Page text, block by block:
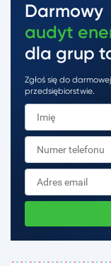
Darmowy
audyt
dla grup
Zgłoś się do
przedsiębiorstwie.